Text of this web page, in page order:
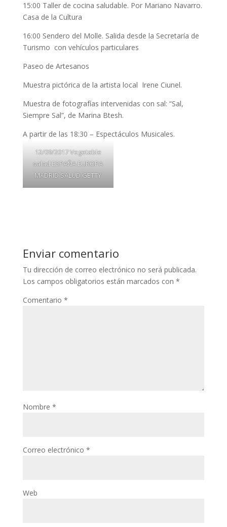
15:00 Taller de cocina saludable. Por Mariano Navarro.
Casa de la Cultura
16:00 Sendero del Molle. Salida desde la Secretaría de
Turismo con vehículos particulares
Paseo de Artesanos
Muestra pictórica de la artista local Irene Ciunel.
Muestra de fotografías intervenidas con sal: “Sal,
Siempre Sal”, de Marina Btesh.
A partir de las 18:30 – Espectáculos Musicales.
12/09/2017 Vegetable
salad ESPAÑA EUROPA
MADRID SALUD GETTY
Enviar comentario
Tu dirección de correo electrónico no será publicada.
Los campos obligatorios están marcados con *
Comentario *
Nombre *
Correo electrónico *
Web